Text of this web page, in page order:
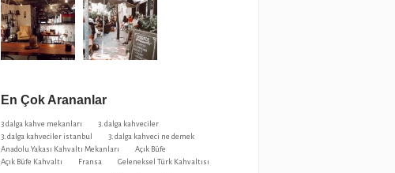
En Çok Arananlar
3 dalga kahve mekanları
3. dalga kahveciler
3. dalga kahveciler istanbul
3. dalga kahveci ne demek
Anadolu Yakası Kahvaltı Mekanları
Açık Büfe
Açık Büfe Kahvaltı
Fransa Geleneksel Türk Kahvaltısı